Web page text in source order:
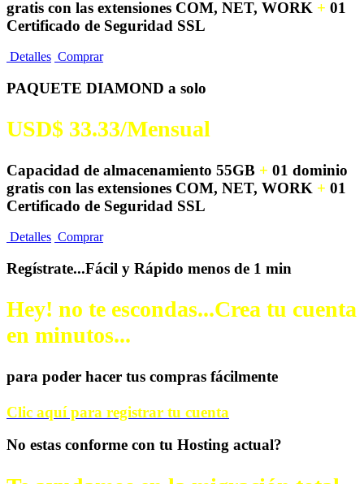
gratis con las extensiones COM, NET, WORK + 01
Certificado de Seguridad SSL
Detalles Comprar
PAQUETE DIAMOND a solo
USD$ 33.33/Mensual
Capacidad de almacenamiento 55GB + 01 dominio
gratis con las extensiones COM, NET, WORK + 01
Certificado de Seguridad SSL
Detalles Comprar
Regístrate...Fácil y Rápido menos de 1 min
Hey! no te escondas...Crea tu cuenta
en minutos...
para poder hacer tus compras fácilmente
Clic aquí para registrar tu cuenta
No estas conforme con tu Hosting actual?